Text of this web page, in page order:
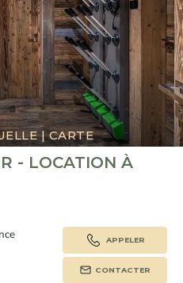
- LOCATION À
|CARTE
APPELER
CONTACTER